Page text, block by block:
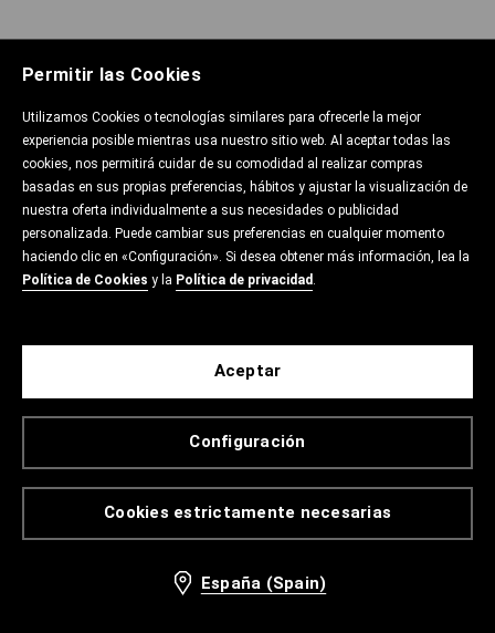
Permitir las Cookies
Utilizamos Cookies o tecnologías similares para ofrecerle la mejor
experiencia posible mientras usa nuestro sitio web. Al aceptar todas las
cookies, nos permitirá cuidar de su comodidad al realizar compras
basadas en sus propias preferencias, hábitos y ajustar la visualización de
nuestra oferta individualmente a sus necesidades o publicidad
personalizada. Puede cambiar sus preferencias en cualquier momento
haciendo clic en «Configuración». Si desea obtener más información, lea la
Política de Cookies y la Política de privacidad.
Cookies estrictamente necesarias
Configuración
Aceptar
España (Spain)